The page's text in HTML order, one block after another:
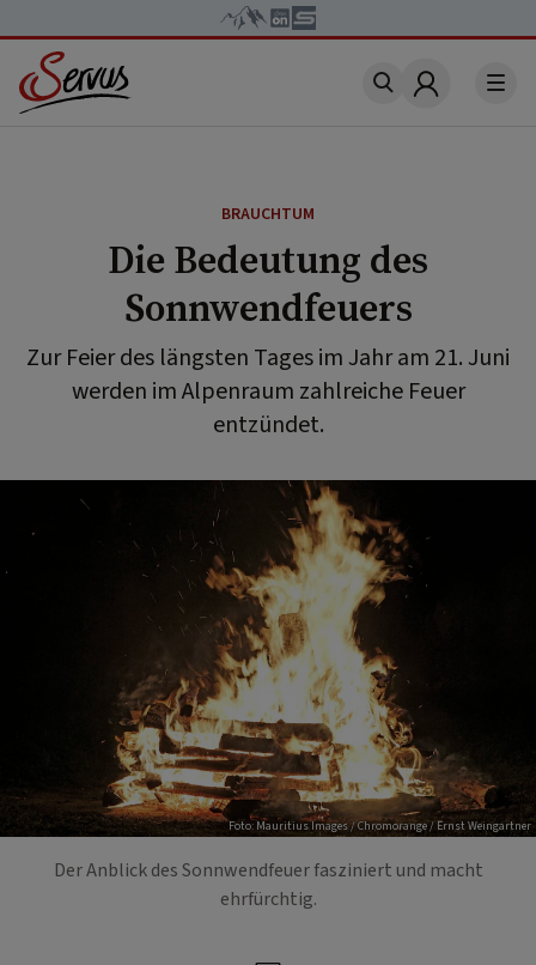
Account
BRAUCHTUM
Die Bedeutung des
Sonnwendfeuers
Zur Feier des längsten Tages im Jahr am 21. Juni
werden im Alpenraum zahlreiche Feuer
entzündet.
Foto: Mauritius Images / Chromorange / Ernst Weingartner
Der Anblick des Sonnwendfeuer fasziniert und macht
ehrfürchtig.